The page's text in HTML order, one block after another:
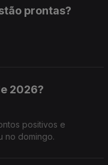
prontas?
2026?
positivos e
no domingo.